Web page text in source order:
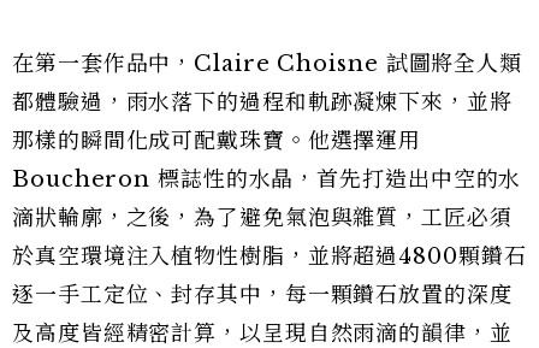
在第一套作品中，Claire Choisne 試圖將全人類
都體驗過，雨水落下的過程和軌跡凝煉下來，並將
那樣的瞬間化成可配戴珠寶。他選擇運用
Boucheron 標誌性的水晶，首先打造出中空的水
滴狀輪廓，之後，為了避免氣泡與雜質，工匠必須
於真空環境注入植物性樹脂，並將超過4800顆鑽石
逐一手工定位、封存其中，每一顆鑽石放置的深度
及高度皆經精密計算，以呈現自然雨滴的韻律，並